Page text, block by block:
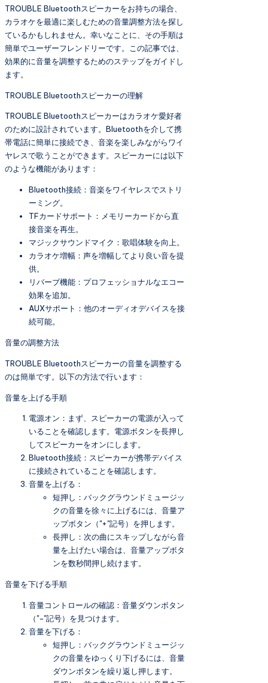
TROUBLE Bluetoothスピーカーをお持ちの場合、
カラオケを最適に楽しむための音量調整方法を探し
ているかもしれません。幸いなことに、その手順は
簡単でユーザーフレンドリーです。この記事では、
効果的に音量を調整するためのステップをガイドし
ます。
TROUBLE Bluetoothスピーカーの理解
TROUBLE Bluetoothスピーカーはカラオケ愛好者
のために設計されています。Bluetoothを介して携
帯電話に簡単に接続でき、音楽を楽しみながらワイ
ヤレスで歌うことができます。スピーカーには以下
のような機能があります：
Bluetooth接続：音楽をワイヤレスでストリ
ーミング。
TFカードサポート：メモリーカードから直
接音楽を再生。
マジックサウンドマイク：歌唱体験を向上。
カラオケ増幅：声を増幅してより良い音を提
供。
リバーブ機能：プロフェッショナルなエコー
効果を追加。
AUXサポート：他のオーディオデバイスを接
続可能。
音量の調整方法
TROUBLE Bluetoothスピーカーの音量を調整する
のは簡単です。以下の方法で行います：
音量を上げる手順
電源オン：まず、スピーカーの電源が入って
いることを確認します。電源ボタンを長押し
してスピーカーをオンにします。
Bluetooth接続：スピーカーが携帯デバイス
に接続されていることを確認します。
音量を上げる：
短押し：バックグラウンドミュージッ
クの音量を徐々に上げるには、音量ア
ップボタン（"+"記号）を押します。
長押し：次の曲にスキップしながら音
量を上げたい場合は、音量アップボタ
ンを数秒間押し続けます。
音量を下げる手順
音量コントロールの確認：音量ダウンボタン
（"−"記号）を見つけます。
音量を下げる：
短押し：バックグラウンドミュージッ
クの音量をゆっくり下げるには、音量
ダウンボタンを繰り返し押します。